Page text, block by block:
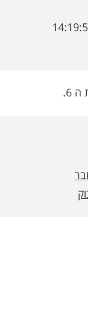
על הקיר
בענק
6.